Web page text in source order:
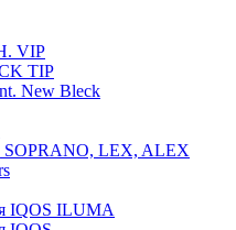
VIP
TIP
New Bleck
SOPRANO, LEX, ALEX
IQOS ILUMA